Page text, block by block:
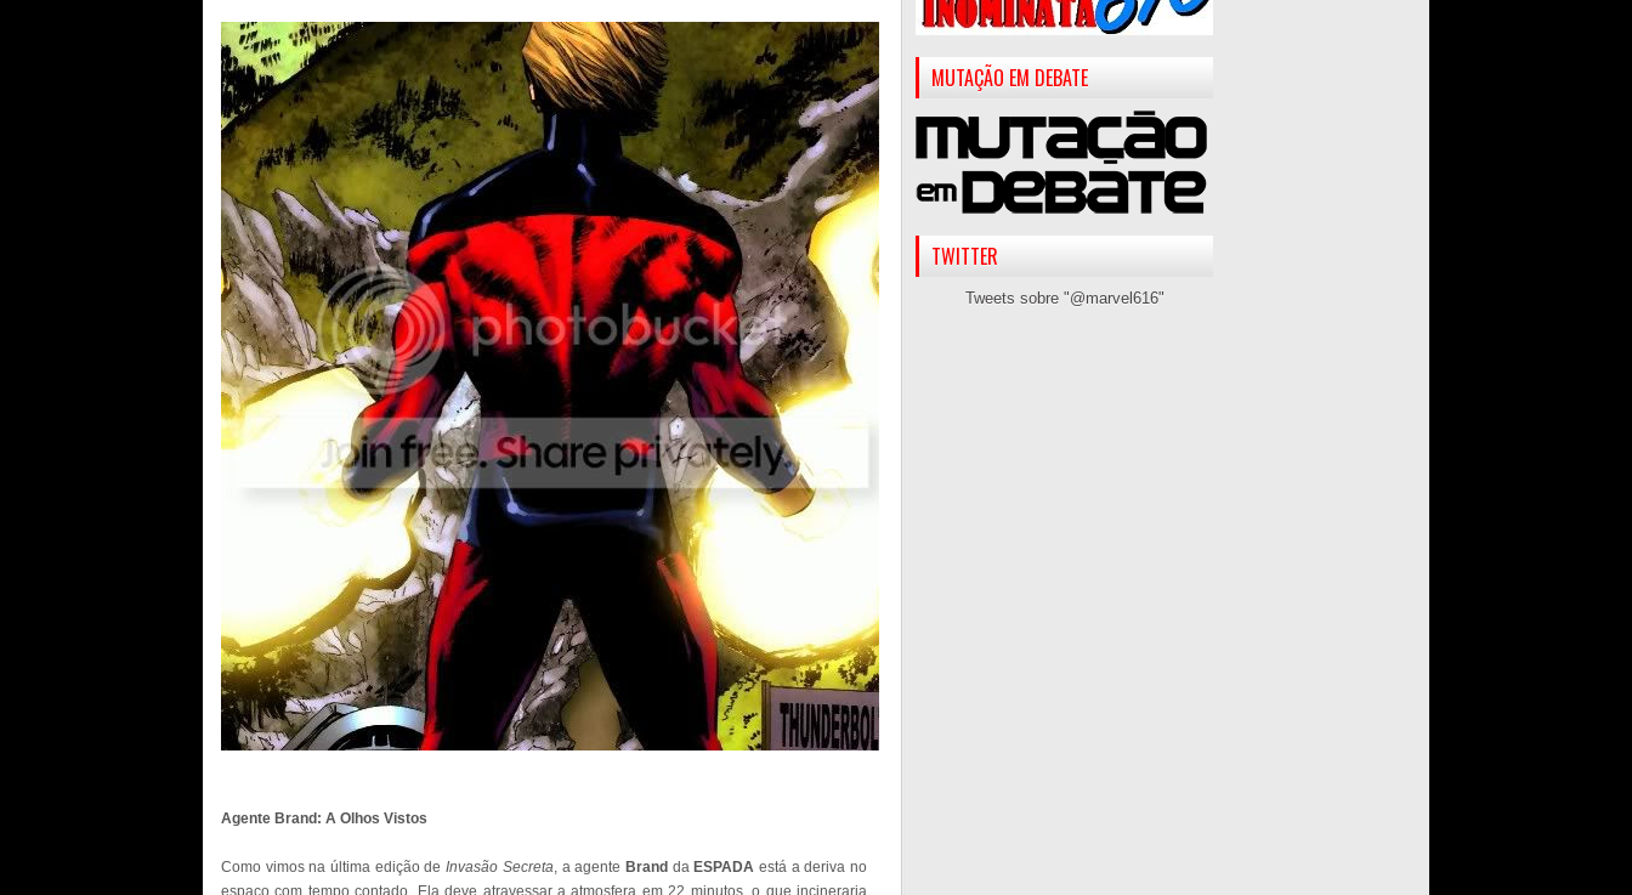
Agente Brand: A Olhos Vistos
Como vimos na última edição deInvasão Secreta, a agente Brand da ESPADA está a deriva no
espaço com tempo contado. Ela deve atravessar a atmosfera em 22 minutos, o que incineraria
MUTAÇÃO EM DEBATE
TWITTER
Tweets sobre "@marvel616"